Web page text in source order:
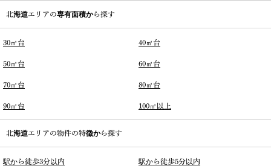
北海道エリアの専有面積から探す
30㎡台 40㎡台
50㎡台 60㎡台
70㎡台 80㎡台
90㎡台 100㎡以上
北海道エリアの物件の特徴から探す
駅から徒歩3分以内 駅から徒歩5分以内